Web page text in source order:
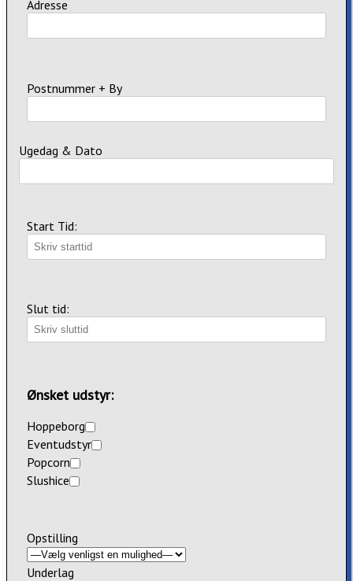
Adresse
Postnummer + By
Ugedag & Dato
Start Tid:
Slut tid:
Ønsket udstyr:
Hoppeborg
Eventudstyr
Popcorn
Slushice
Opstilling
Underlag